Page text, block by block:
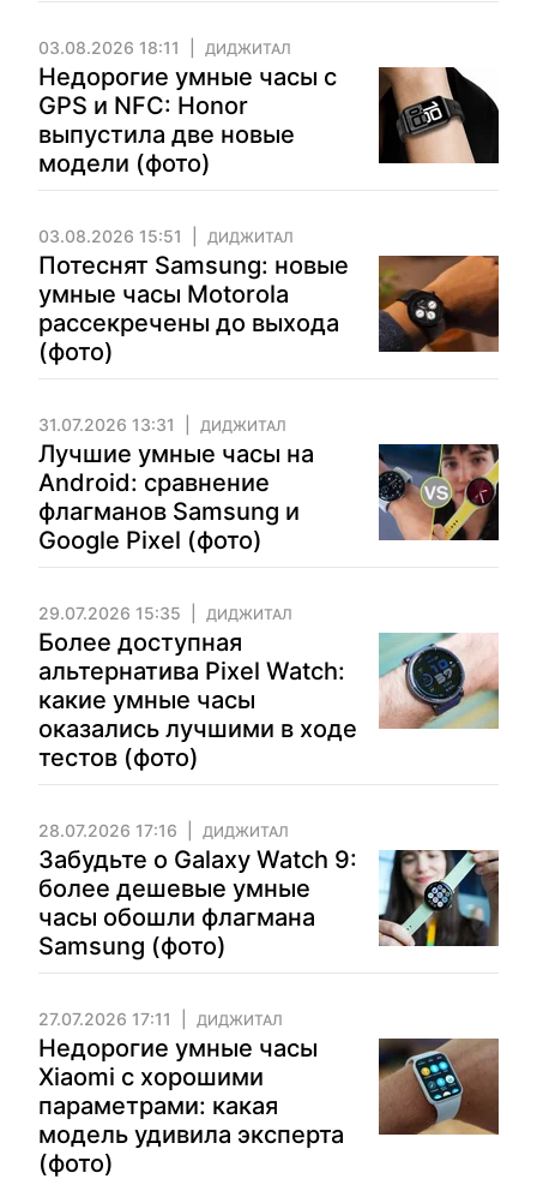
03.08.2026 18:11 ДИДЖИТАЛ
Недорогие умные часы с
GPS и NFC: Honor
выпустила две новые
модели (фото)
03.08.2026 15:51 ДИДЖИТАЛ
Потеснят Samsung: новые
умные часы Motorola
рассекречены до выхода
(фото)
31.07.2026 13:31 ДИДЖИТАЛ
Лучшие умные часы на
Android: сравнение
флагманов Samsung и
Google Pixel (фото)
29.07.2026 15:35 ДИДЖИТАЛ
Более доступная
альтернатива Pixel Watch:
какие умные часы
оказались лучшими в ходе
тестов (фото)
28.07.2026 17:16 ДИДЖИТАЛ
Забудьте о Galaxy Watch 9:
более дешевые умные
часы обошли флагмана
Samsung (фото)
27.07.2026 17:11 ДИДЖИТАЛ
Недорогие умные часы
Xiaomi с хорошими
параметрами: какая
модель удивила эксперта
(фото)